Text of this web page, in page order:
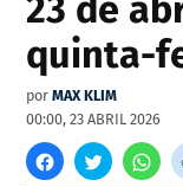
23 de
quinta-
por MAX KLIM
00:00, 23 ABRIL 2026